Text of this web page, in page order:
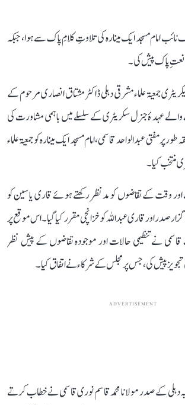
نائب امام مسجد ایک مینارہ کی تلاوتِ کلامِ پاک سے ہوا، جبکہ
نعتِ پاک پیش کی۔
جمعیۃ علماء مشرقی دہلی ڈاکٹر مشتاق انصاری مرحوم کے
والے عہدۂ جنرل سکریٹری کے سلسلے میں باہمی مشاورت کی
پر مفتی عبد الواحد قاسمی، امام مسجد ایک مینارہ کو جمعیۃ علماء
منتخب کیا۔
وقت کے تقاضوں کو مدنظر رکھتے ہوئے قاری یاسین کو
صدر اور قاری عبد اللہ کو خزانچی مقرر کیا گیا۔ اس موقع پر
نے تنظیمی حالات اور موجودہ تقاضوں کے پیش نظر
پیش کی، جس پر مجلس کے شرکاء نے اتفاق کیا۔
ADVERTISEMENT
دہلی کے صدر مولانا محمد قاسم نوری قاسمی نے خطاب کرتے